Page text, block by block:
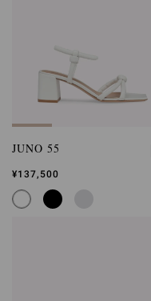
JUNO 55
¥137,500